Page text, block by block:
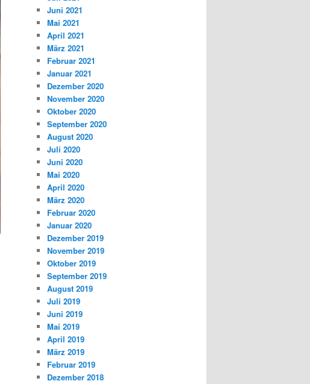
Juni 2021
Mai 2021
April 2021
März 2021
Februar 2021
Januar 2021
Dezember 2020
November 2020
Oktober 2020
September 2020
August 2020
Juli 2020
Juni 2020
Mai 2020
April 2020
März 2020
Februar 2020
Januar 2020
Dezember 2019
November 2019
Oktober 2019
September 2019
August 2019
Juli 2019
Juni 2019
Mai 2019
April 2019
März 2019
Februar 2019
Dezember 2018